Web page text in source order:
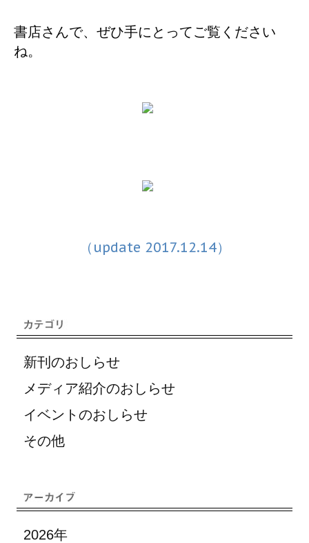
書店さんで、ぜひ手にとってご覧ください
ね。
（update 2017.12.14）
新刊のおしらせ
メディア紹介のおしらせ
イベントのおしらせ
その他
2026年